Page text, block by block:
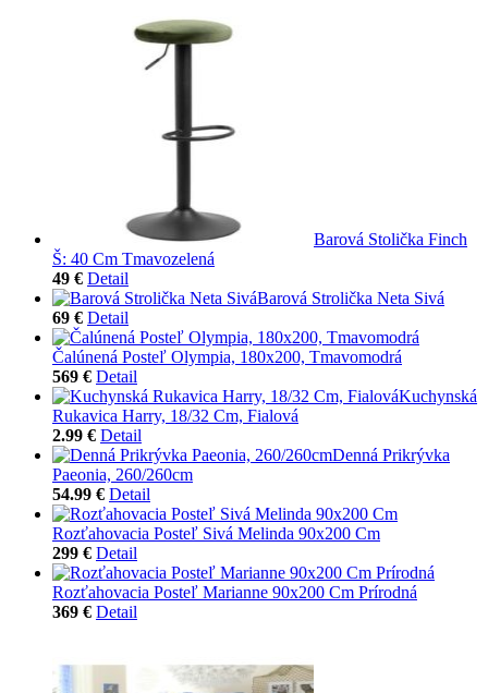
Barová Stolička Finch
Š: 40 Cm Tmavozelená
49 € Detail
Barová Strolička Neta Sivá
69 € Detail
Čalúnená Posteľ Olympia, 180x200, Tmavomodrá
569 € Detail
Kuchynská
Rukavica Harry, 18/32 Cm, Fialová
2.99 € Detail
Denná Prikrývka
Paeonia, 260/260cm
54.99 € Detail
Rozťahovacia Posteľ Sivá Melinda 90x200 Cm
299 € Detail
Rozťahovacia Posteľ Marianne 90x200 Cm Prírodná
369 € Detail